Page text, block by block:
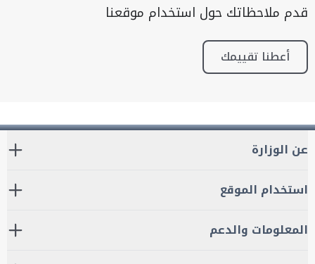
قدم ملاحظاتك حول استخدام موقعنا
أعطنا تقييمك
عن الوزارة
استخدام الموقع
المعلومات والدعم